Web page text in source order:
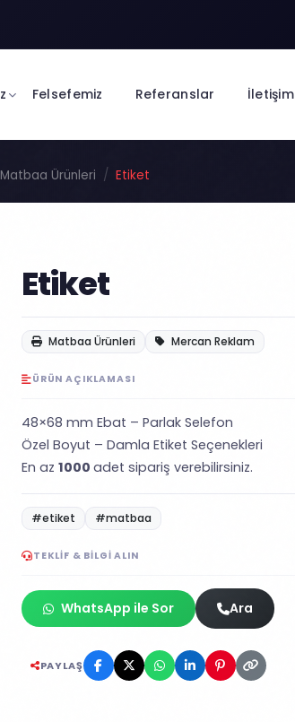
Felsefemiz Referanslar İletişim
Matbaa Ürünleri Etiket
Etiket
Matbaa Ürünleri Mercan Reklam
ÜRÜN AÇIKLAMASI
48×68 mm Ebat – Parlak Selefon
Özel Boyut – Damla Etiket Seçenekleri
En az 1000 adet sipariş verebilirsiniz.
#etiket #matbaa
TEKLIF & BILGI ALIN
WhatsApp ile Sor Ara
PAYLAŞ